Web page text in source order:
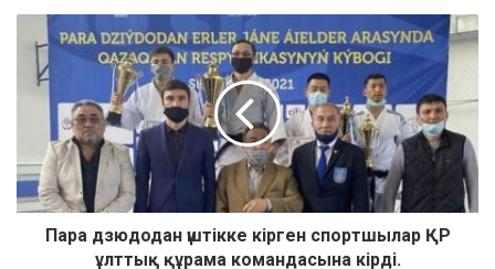
ю
д
о
Пара дзюдодан үштікке кірген спортшылар ҚР
ұлттық құрама командасына кірді.